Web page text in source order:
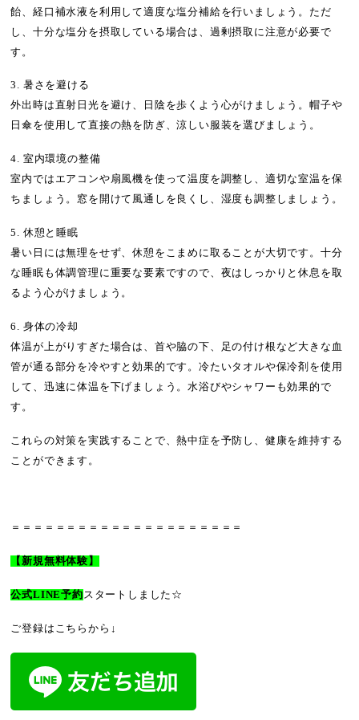
飴、経口補水液を利用して適度な塩分補給を行いましょう。ただ
し、十分な塩分を摂取している場合は、過剰摂取に注意が必要で
す。
3. 暑さを避ける
外出時は直射日光を避け、日陰を歩くよう心がけましょう。帽子や
日傘を使用して直接の熱を防ぎ、涼しい服装を選びましょう。
4. 室内環境の整備
室内ではエアコンや扇風機を使って温度を調整し、適切な室温を保
ちましょう。窓を開けて風通しを良くし、湿度も調整しましょう。
5. 休憩と睡眠
暑い日には無理をせず、休憩をこまめに取ることが大切です。十分
な睡眠も体調管理に重要な要素ですので、夜はしっかりと休息を取
るよう心がけましょう。
6. 身体の冷却
体温が上がりすぎた場合は、首や脇の下、足の付け根など大きな血
管が通る部分を冷やすと効果的です。冷たいタオルや保冷剤を使用
して、迅速に体温を下げましょう。水浴びやシャワーも効果的で
す。
これらの対策を実践することで、熱中症を予防し、健康を維持する
ことができます。
＝＝＝＝＝＝＝＝＝＝＝＝＝＝＝＝＝＝＝＝＝
【新規無料体験】
公式LINE予約スタートしました☆
ご登録はこちらから↓